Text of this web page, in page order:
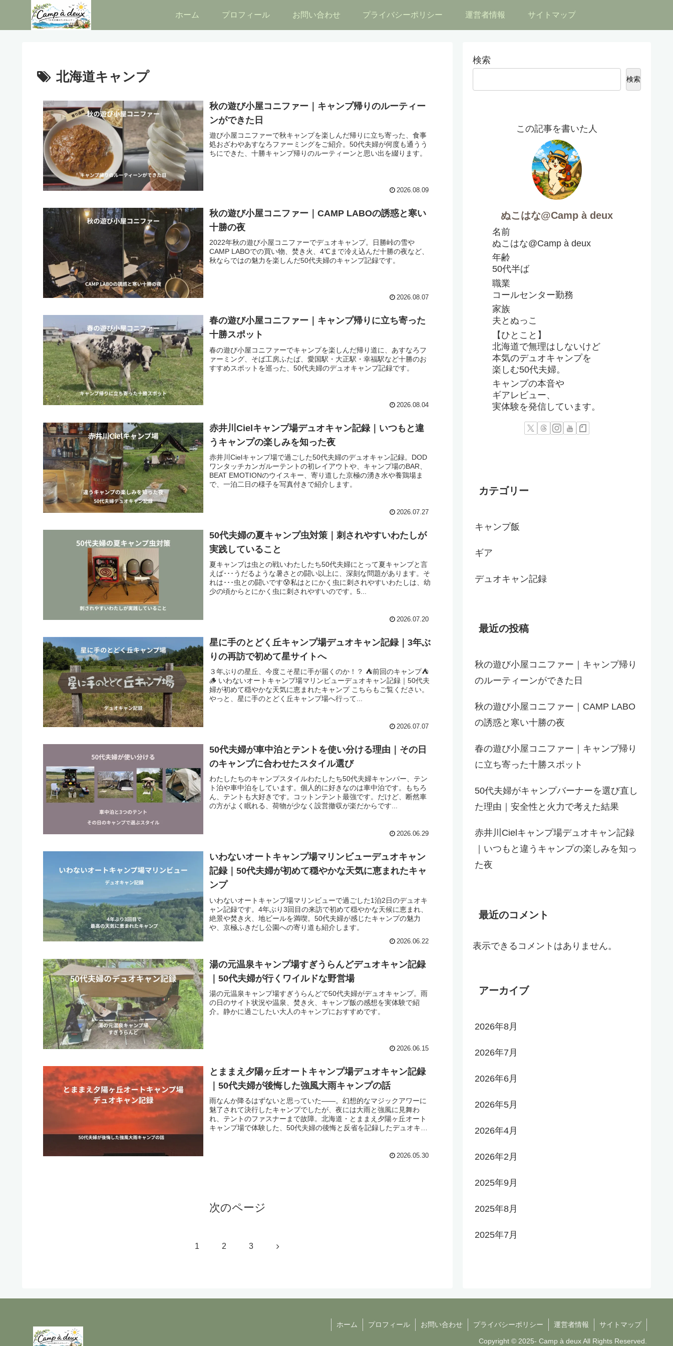
ホーム プロフィール お問い合わせ プライバシーポリシー 運営者情報 サイトマップ
北海道キャンプ
秋の遊び小屋コニファー｜キャンプ帰りのルーティー
ンができた日
遊び小屋コニファーで秋キャンプを楽しんだ帰りに立ち寄った、食事
処おざわやあすなろファーミングをご紹介。50代夫婦が何度も通うう
ちにできた、十勝キャンプ帰りのルーティーンと思い出を綴ります。
2026.08.09
秋の遊び小屋コニファー｜CAMP LABOの誘惑と寒い
十勝の夜
2022年秋の遊び小屋コニファーでデュオキャンプ。日勝峠の雪や
CAMP LABOでの買い物、焚き火、4℃まで冷え込んだ十勝の夜など、
秋ならではの魅力を楽しんだ50代夫婦のキャンプ記録です。
2026.08.07
春の遊び小屋コニファー｜キャンプ帰りに立ち寄った
十勝スポット
春の遊び小屋コニファーでキャンプを楽しんだ帰り道に、あすなろフ
ァーミング、そば工房ふたば、愛国駅・大正駅・幸福駅など十勝のお
すすめスポットを巡った、50代夫婦のデュオキャンプ記録です。
2026.08.04
赤井川Cielキャンプ場デュオキャン記録｜いつもと違
うキャンプの楽しみを知った夜
赤井川Cielキャンプ場で過ごした50代夫婦のデュオキャン記録。DOD
ワンタッチカンガルーテントの初レイアウトや、キャンプ場のBAR、
BEAT EMOTIONのウイスキー、寄り道した京極の湧き水や養鶏場ま
で、一泊二日の様子を写真付きで紹介します。
2026.07.27
50代夫婦の夏キャンプ虫対策｜刺されやすいわたしが
実践していること
夏キャンプは虫との戦いわたしたち50代夫婦にとって夏キャンプと言
えば･･･うだるような暑さとの闘い以上に、深刻な問題があります。そ
れは･･･虫との闘いです😰私はとにかく虫に刺されやすいわたしは、幼
少の頃からとにかく虫に刺されやすいのです。5...
2026.07.20
星に手のとどく丘キャンプ場デュオキャン記録｜3年ぶ
りの再訪で初めて星サイトへ
３年ぶりの星丘、今度こそ星に手が届くのか！？ ⛺前回のキャンプ⛺
🪵 いわないオートキャンプ場マリンビューデュオキャン記録｜50代夫
婦が初めて穏やかな天気に恵まれたキャンプ こちらもご覧ください。
やっと、星に手のとどく丘キャンプ場へ行って...
2026.07.07
50代夫婦が車中泊とテントを使い分ける理由｜その日
のキャンプに合わせたスタイル選び
わたしたちのキャンプスタイルわたしたち50代夫婦キャンパー、テン
ト泊や車中泊をしています。個人的に好きなのは車中泊です。もちろ
ん、テントも大好きです。コットンテント最強です。だけど、断然車
の方がよく眠れる、荷物が少なく設営撤収が楽だからです...
2026.06.29
いわないオートキャンプ場マリンビューデュオキャン
記録｜50代夫婦が初めて穏やかな天気に恵まれたキャ
ンプ
いわないオートキャンプ場マリンビューで過ごした1泊2日のデュオキ
ャン記録です。4年ぶり3回目の来訪で初めて穏やかな天候に恵まれ、
絶景や焚き火、地ビールを満喫。50代夫婦が感じたキャンプの魅力
や、京極ふきだし公園への寄り道も紹介します。
2026.06.22
湯の元温泉キャンプ場すぎうらんどデュオキャン記録
｜50代夫婦が行くワイルドな野営場
湯の元温泉キャンプ場すぎうらんどで50代夫婦がデュオキャンプ。雨
の日のサイト状況や温泉、焚き火、キャンプ飯の感想を実体験で紹
介。静かに過ごしたい大人のキャンプにおすすめです。
2026.06.15
とままえ夕陽ヶ丘オートキャンプ場デュオキャン記録
｜50代夫婦が後悔した強風大雨キャンプの話
雨なんか降るはずないと思っていた――。幻想的なマジックアワーに
魅了されて決行したキャンプでしたが、夜には大雨と強風に見舞わ
れ、テントのファスナーまで故障。北海道・とままえ夕陽ヶ丘オート
キャンプ場で体験した、50代夫婦の後悔と反省を記録したデュオキャ
2026.05.30
次のページ
1 2 3 次
検索
検索
この記事を書いた人
ぬこはな@Camp à deux
名前
ぬこはな@Camp à deux
年齢
50代半ば
職業
コールセンター勤務
家族
夫とぬっこ
【ひとこと】
北海道で無理はしないけど
本気のデュオキャンプを
楽しむ50代夫婦。
キャンプの本音や
ギアレビュー、
実体験を発信しています。
カテゴリー
キャンプ飯
ギア
デュオキャン記録
最近の投稿
秋の遊び小屋コニファー｜キャンプ帰り
のルーティーンができた日
秋の遊び小屋コニファー｜CAMP LABO
の誘惑と寒い十勝の夜
春の遊び小屋コニファー｜キャンプ帰り
に立ち寄った十勝スポット
50代夫婦がキャンプバーナーを選び直し
た理由｜安全性と火力で考えた結果
赤井川Cielキャンプ場デュオキャン記録
｜いつもと違うキャンプの楽しみを知っ
た夜
最近のコメント
表示できるコメントはありません。
アーカイブ
2026年8月
2026年7月
2026年6月
2026年5月
2026年4月
2026年2月
2025年9月
2025年8月
2025年7月
ホーム プロフィール お問い合わせ プライバシーポリシー 運営者情報 サイトマップ
Copyright © 2025- Camp à deux All Rights Reserved.